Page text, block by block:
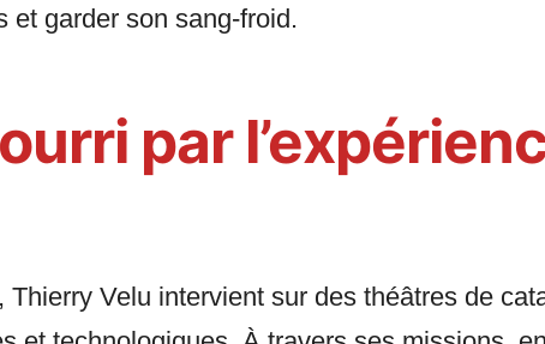
et garder son sang-froid.
par
Thierry Velu intervient sur des théâtres de